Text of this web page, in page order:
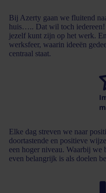
Bij Azerty gaan we fluitend
huis….. Dat wil toch
jezelf kunt zijn op het werk.
werksfeer, waarin ideeën
centraal staat.
Elke dag streven we naar
doortastende en positieve
een hoger niveau. Waarbij we
even belangrijk is als doelen